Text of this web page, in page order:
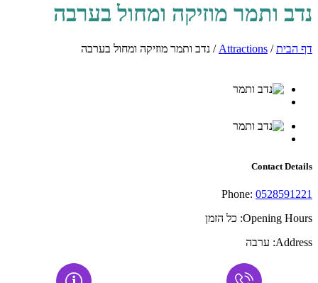
נדב ותמר מוזיקה ומחול בערבה
דף הבית/
Attractions
/ נדב ותמר מוזיקה ומחול בערבה
Contact Details
Phone: 0528591221
Opening Hours: כל הזמן
Address: ערבה